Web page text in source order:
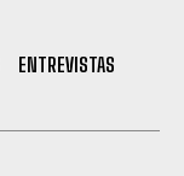
ENTREVISTAS